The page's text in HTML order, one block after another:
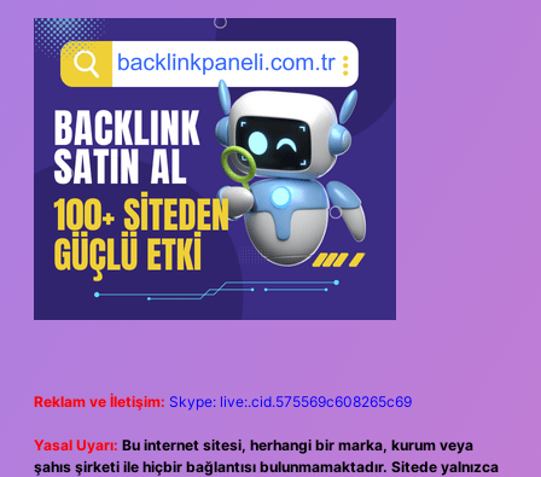
Reklam ve İletişim: Skype: live:.cid.575569c608265c69
Yasal Uyarı: Bu internet sitesi, herhangi bir marka, kurum veya
şahıs şirketi ile hiçbir bağlantısı bulunmamaktadır. Sitede yalnızca